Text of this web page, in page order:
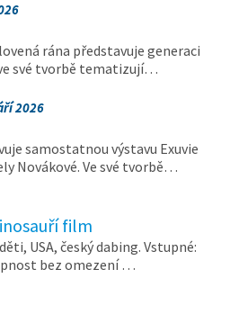
rána představuje generaci
své tvorbě tematizují…
2026
samostatnou výstavu Exuvie
Novákové. Ve své tvorbě…
film
USA, český dabing. Vstupné:
bez omezení …